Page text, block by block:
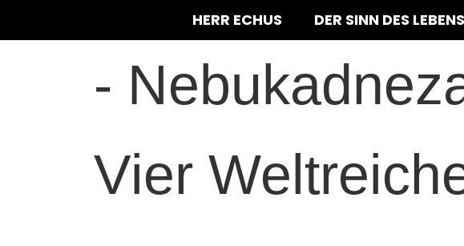
HERR ECHUS DER SINN DES LEBENS
-
Vier